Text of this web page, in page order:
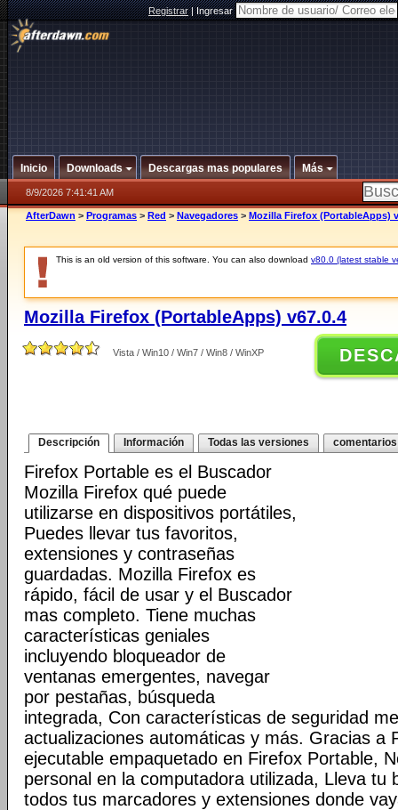
Registrar|Ingresar
Inicio Downloads Descargas mas populares Más
8/9/2026 7:41:41 AM
AfterDawn > Programas > Red > Navegadores > Mozilla Firefox (PortableApps)
This is an old version of this software. You can also download v80.0 (latest stable
Mozilla Firefox (PortableApps) v67.0.4
Vista / Win10 / Win7 / Win8 / WinXP
Descripción Información Todas las versiones comentarios
Firefox Portable es el Buscador
Mozilla Firefox qué puede
utilizarse en dispositivos portátiles,
Puedes llevar tus favoritos,
extensiones y contraseñas
guardadas. Mozilla Firefox es
rápido, fácil de usar y el Buscador
mas completo. Tiene muchas
características geniales
incluyendo bloqueador de
ventanas emergentes, navegar
por pestañas, búsqueda
integrada, Con características de seguridad
actualizaciones automáticas y más. Gracias a
ejecutable empaquetado en Firefox Portable,
personal en la computadora utilizada, Lleva tu
todos tus marcadores y extensiones donde